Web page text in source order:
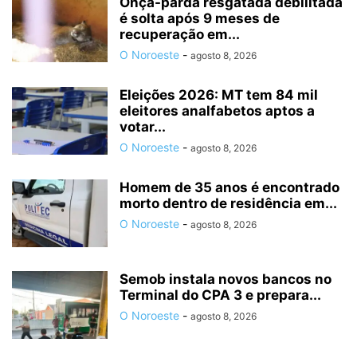
é solta após 9 meses de
recuperação em...
O Noroeste - agosto 8, 2026
Eleições 2026: MT tem 84 mil
eleitores analfabetos aptos a
votar...
O Noroeste - agosto 8, 2026
Homem de 35 anos é encontrado
morto dentro de residência em...
O Noroeste - agosto 8, 2026
Semob instala novos bancos no
Terminal do CPA 3 e prepara...
O Noroeste - agosto 8, 2026